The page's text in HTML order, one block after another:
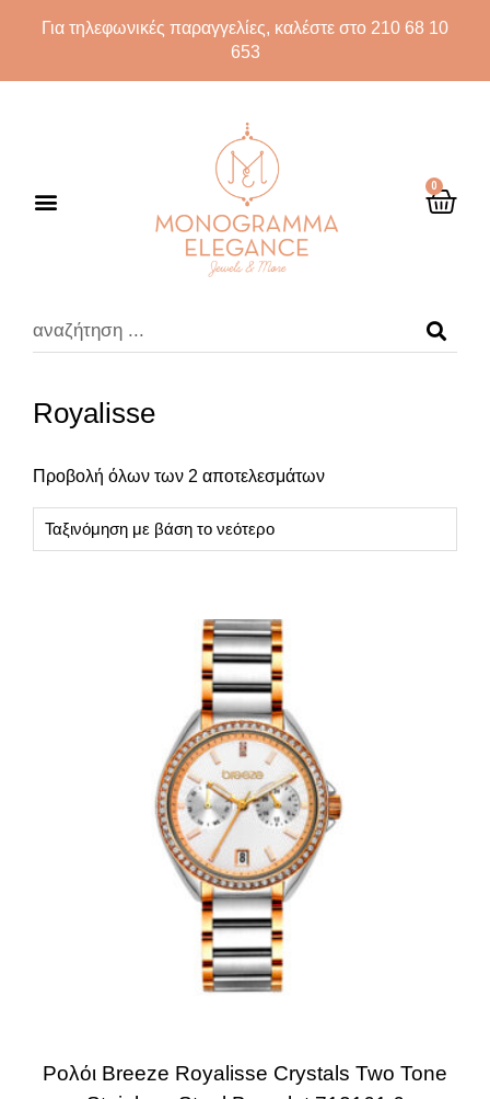
Για τηλεφωνικές παραγγελίες, καλέστε στο 210 68 10
653
0
Royalisse
Προβολή όλων των 2 αποτελεσμάτων
Ρολόι Breeze Royalisse Crystals Two Tone